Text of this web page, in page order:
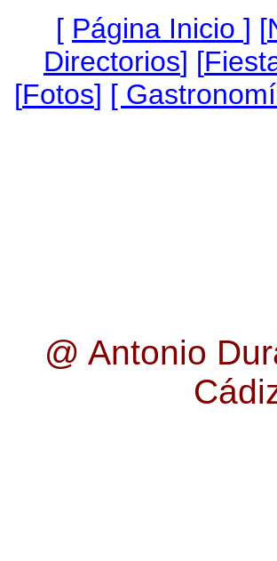
[ Página Inicio ] [
Directorios] [
[Fotos] [
@ Antonio